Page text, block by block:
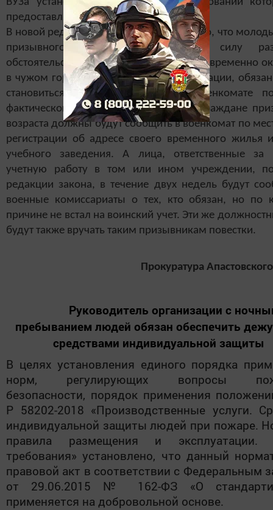
ВУЗа установленного образца, на основании
предоставляется отсрочка от армии.
В новой редакции закона предусмотрено, что
призывного возраста, которые в силу
обстоятельств, например, учебы в ВУЗе, временно
в чужом городе и не имеют там регистрации,
становиться на воинский учет в военкомате
фактического проживания. При этом граждане
возраста должны будут сообщить в военкомат по
регистрации об адресе своего временного жилья
учебного заведения. А лица, ответственные за
учетную работу в том или ином учреждении,
редакции закона, в течение двух недель будут
военные комиссариаты о тех, кто обязан, но по
причине не встал на воинский учет. Эти же
будут также вручать таким призывникам повестки.
Прокуратура
Руководитель организации с
пребыванием людей обязан обеспечить
средствами индивидуальной защиты
В целях установления единого порядка
норм, регулирующих вопросы
безопасности, порядок применения
Р 58202-2018 «Производственные услуги.
индивидуальной защиты людей при пожаре.
правила размещения и эксплуатации.
требования» установлено, что данный
правовой акт в соответствии с Федеральным
от 29.06.2015 № 162-ФЗ «О
применяется на добровольной основе.